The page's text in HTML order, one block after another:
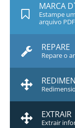
MARCA
Estampe
arquivo PDF
REPARE
Repare o
EXTRAIR
Extrair